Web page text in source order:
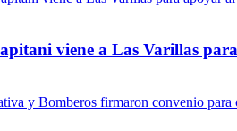
viene a Las Varillas